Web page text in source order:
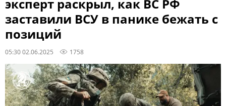
эксперт раскрыл, как ВС РФ
заставили ВСУ в панике бежать с
позиций
05:30 02.06.2025 1758